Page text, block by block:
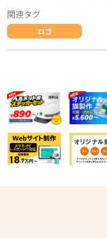
関連タグ
ロゴ